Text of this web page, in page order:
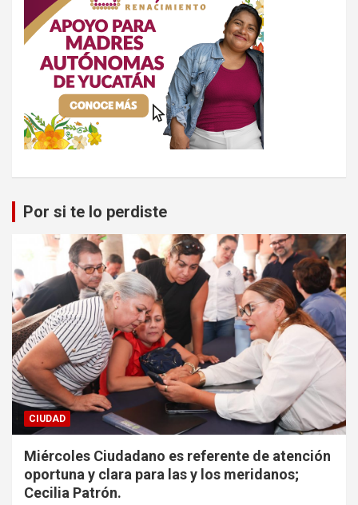
Por si te lo perdiste
CIUDAD
Miércoles Ciudadano es referente de atención
oportuna y clara para las y los meridanos;
Cecilia Patrón.